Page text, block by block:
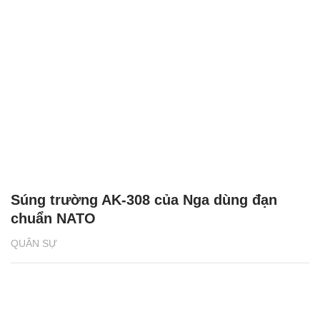
QUÂN SỰ
Súng trường AK-308 của Nga dùng đạn
chuẩn NATO